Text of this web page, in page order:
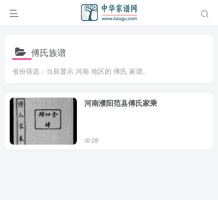
傅氏族谱
省份筛选：当前显示 河南 地区的 傅氏 家谱。
河南濮阳范县傅氏家乘
28